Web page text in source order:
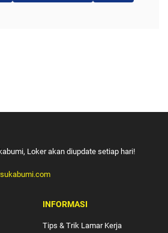
Loker akan diupdate setiap hari!
INFORMASI
Tips & Trik Lamar Kerja